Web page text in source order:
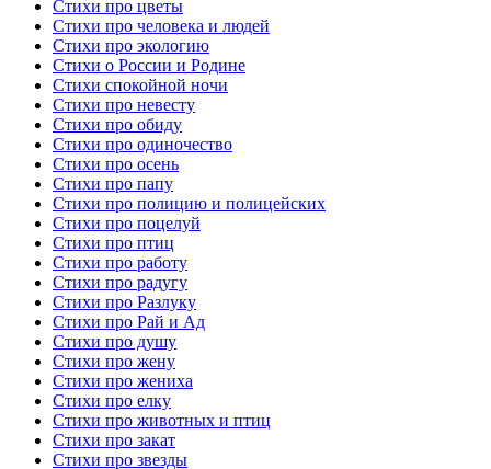
Стихи про цветы
Стихи про человека и людей
Стихи про экологию
Стихи о России и Родине
Стихи спокойной ночи
Стихи про невесту
Стихи про обиду
Стихи про одиночество
Стихи про осень
Стихи про папу
Стихи про полицию и полицейских
Стихи про поцелуй
Стихи про птиц
Стихи про работу
Стихи про радугу
Стихи про Разлуку
Стихи про Рай и Ад
Стихи про душу
Стихи про жену
Стихи про жениха
Стихи про елку
Стихи про животных и птиц
Стихи про закат
Стихи про звезды